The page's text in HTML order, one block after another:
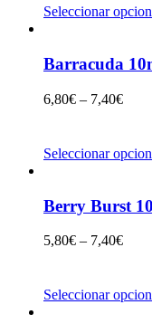
Seleccionar
Barracuda
6,80€ – 7,40€
Seleccionar
Berry Burst
5,80€ – 7,40€
Seleccionar